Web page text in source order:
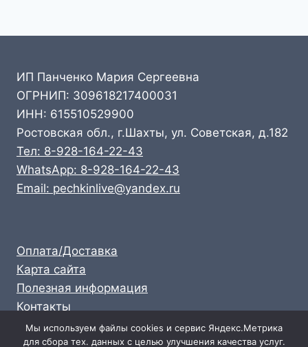
ИП Панченко Мария Сергеевна
ОГРНИП: 309618217400031
ИНН: 615510529900
Ростовская обл., г.Шахты, ул. Советская, д.182
Тел: 8-928-164-22-43
WhatsApp: 8-928-164-22-43
Email: pechkinlive@yandex.ru
Оплата/Доставка
Карта сайта
Полезная информация
Контакты
Личный кабинет
Опт: 8-928-164-22-43
Мы используем файлы cookies и сервис Яндекс.Метрика
для сбора тех. данных с целью улучшения качества услуг.